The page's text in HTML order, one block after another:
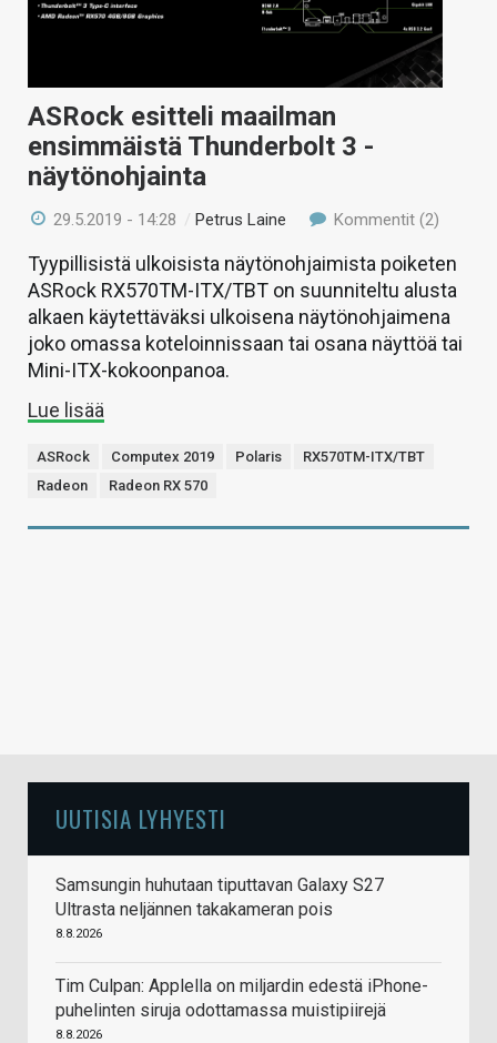
HAKU
ASRock esitteli maailman
ensimmäistä Thunderbolt 3 -
näytönohjainta
29.5.2019 - 14:28 /Petrus Laine Kommentit (2)
Tyypillisistä ulkoisista näytönohjaimista poiketen
ASRock RX570TM-ITX/TBT on suunniteltu alusta
alkaen käytettäväksi ulkoisena näytönohjaimena
joko omassa koteloinnissaan tai osana näyttöä tai
Mini-ITX-kokoonpanoa.
Lue lisää
ASRock Computex 2019 Polaris
RX570TM-ITX/TBT
Radeon
Radeon RX 570
UUTISIA LYHYESTI
Samsungin huhutaan tiputtavan Galaxy S27
Ultrasta neljännen takakameran pois
8.8.2026
Tim Culpan: Applella on miljardin edestä iPhone-
puhelinten siruja odottamassa muistipiirejä
8.8.2026